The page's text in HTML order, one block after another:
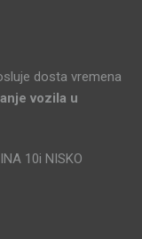
dosta vremena
vozila u
10i NISKO